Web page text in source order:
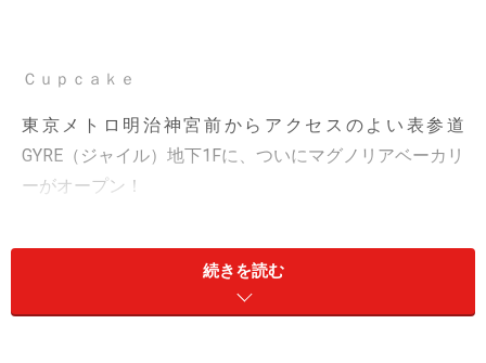
Ｃｕｐｃａｋｅ
東京メトロ明治神宮前からアクセスのよい表参道
GYRE（ジャイル）地下1Fに、ついにマグノリアベーカリ
ーがオープン！
NY発カップケーキブームを巻き起こした、あのお店で
す。オープンの噂が噂を呼び、待ち焦がれていた方も多
続きを読む